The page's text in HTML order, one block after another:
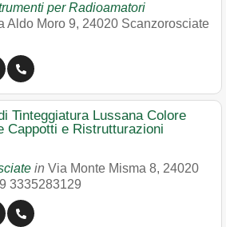
per Radioamatori
Aldo Moro 9, 24020 Scanzorosciate
Tinteggiatura Lussana Colore
Cappotti e Ristrutturazioni
in Via Monte Misma 8, 24020
3335283129